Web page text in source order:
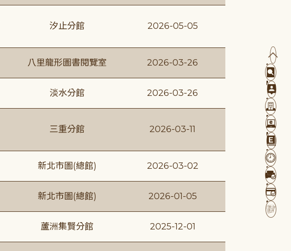
汐止分館 2026-05-05
八里龍形圖書閱覽室 2026-03-26
淡水分館 2026-03-26
三重分館 2026-03-11
新北市圖(總館) 2026-03-02
新北市圖(總館) 2026-01-05
蘆洲集賢分館 2025-12-01